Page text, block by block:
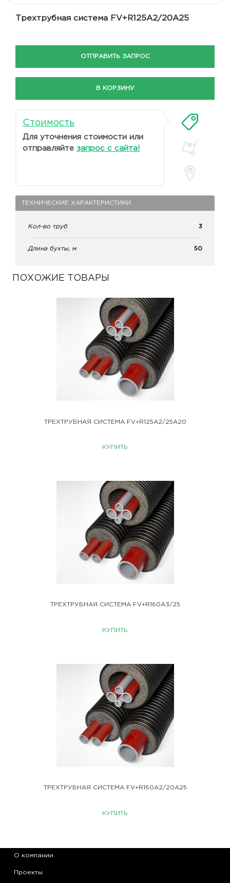
Трехтрубная система FV+R125A2/20A25
ОТПРАВИТЬ ЗАПРОС
В КОРЗИНУ
Стоимость
Для уточнения стоимости или
отправляйте запрос с сайта!
ТЕХНИЧЕСКИЕ ХАРАКТЕРИСТИКИ
Кол-во труб 3
Длина бухты, м 50
ПОХОЖИЕ ТОВАРЫ
ТРЕХТРУБНАЯ СИСТЕМА FV+R125A2/25A20
КУПИТЬ
ТРЕХТРУБНАЯ СИСТЕМА FV+R160A3/25
КУПИТЬ
ТРЕХТРУБНАЯ СИСТЕМА FV+R160A2/20A25
КУПИТЬ
О компании
Проекты